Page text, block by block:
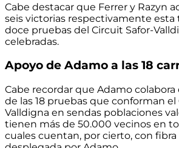
Cabe destacar que Ferrer y Razyn
seis victorias respectivamente esta
doce pruebas del Circuit Safor-
celebradas.
Apoyo de Adamo a las 18
Cabe recordar que Adamo colabora
de las 18 pruebas que conforman el
Valldigna en sendas poblaciones
tienen más de 50.000 vecinos en
cuales cuentan, por cierto, con